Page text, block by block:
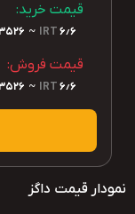
قیمت خرید:
6٫6IRT
~
قیمت فروش:
6٫6IRT
~
نمودار قیمت داگز